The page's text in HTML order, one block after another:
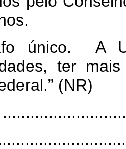
único. A
ter
(NR)